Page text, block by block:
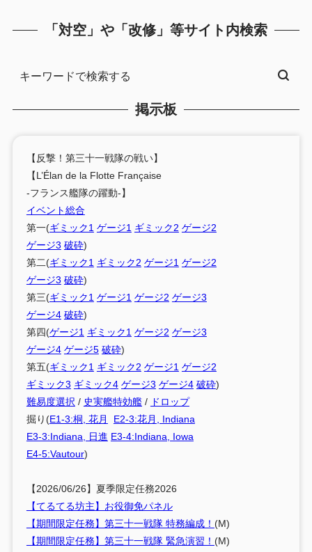
「対空」や「改修」等サイト内検索
掲示板
【反撃！第三十一戦隊の戦い】
【L’Élan de la Flotte Française
-フランス艦隊の躍動-】
イベント総合
第一(ギミック1 ゲージ1 ギミック2 ゲージ2
ゲージ3 破砕)
第二(ギミック1 ギミック2 ゲージ1 ゲージ2
ゲージ3 破砕)
第三(ギミック1 ゲージ1 ゲージ2 ゲージ3
ゲージ4 破砕)
第四(ゲージ1 ギミック1 ゲージ2 ゲージ3
ゲージ4 ゲージ5 破砕)
第五(ギミック1 ギミック2 ゲージ1 ゲージ2
ギミック3 ギミック4 ゲージ3 ゲージ4 破砕)
難易度選択 / 史実艦特効艦/ ドロップ
掘り(E1-3:桐, 花月
E2-3:花月, Indiana
E3-3:Indiana, 日進 E3-4:Indiana, Iowa
E4-5:Vautour)
【2026/06/26】夏季限定任務2026
【てるてる坊主】お役御免パネル
【期間限定任務】第三十一戦隊 特務編成！ (M)
【期間限定任務】第三十一戦隊 緊急演習！ (M)